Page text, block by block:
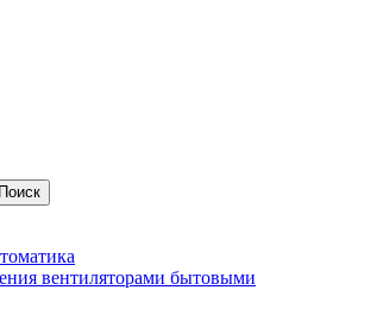
вентиляторами бытовыми